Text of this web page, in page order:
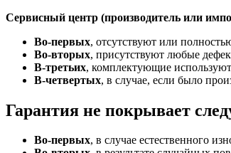
Сервисный центр (производитель или
Во-первых, отсутствуют или
Во-вторых, присутствуют любые
В-третьих, комплектующие
В-четвертых, в случае, если было
Гарантия не покрывает
Во-первых, в случае естественного